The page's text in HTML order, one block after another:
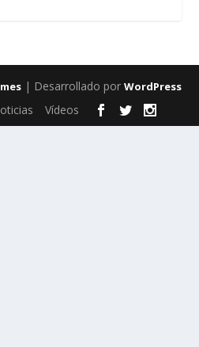
| Desarrollado por WordPress
Vídeos